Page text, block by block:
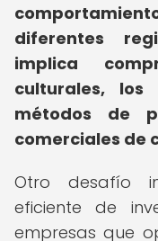
diferentes
implica
culturales,
métodos de
comerciales de
Otro desafío
eficiente de
empresas que